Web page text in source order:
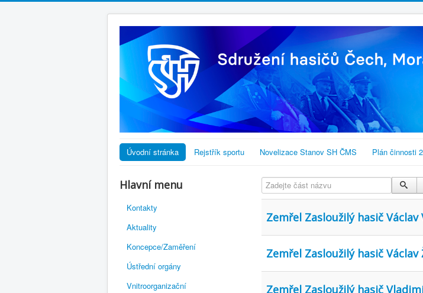
Úvodní stránka Rejstřík sportu Novelizace Stanov SH ČMS Plán činnosti
Hlavní menu
Kontakty
Aktuality
Koncepce/Zaměření
Ústřední orgány
Vnitroorganizační
Zadejte část názvu
Zemřel Zasloužilý hasič Václav
Zemřel Zasloužilý hasič Václav
Zemřel Zasloužilý hasič